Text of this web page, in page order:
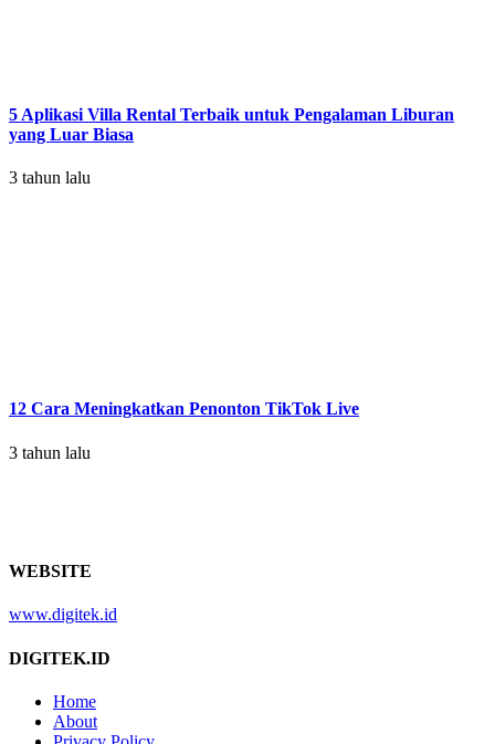
5 Aplikasi Villa Rental Terbaik untuk Pengalaman Liburan
yang Luar Biasa
3 tahun lalu
12 Cara Meningkatkan Penonton TikTok Live
3 tahun lalu
WEBSITE
www.digitek.id
DIGITEK.ID
Home
About